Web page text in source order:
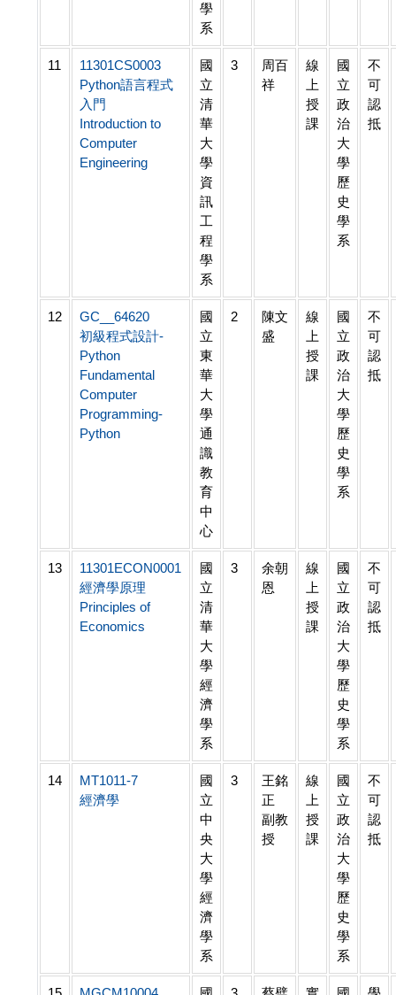
學
系
11
11301CS0003
Python語言程式
入門
Introduction to
Computer
Engineering
國
立
清
華
大
學
資
訊
工
程
學
系
3
周百
祥
線
上
授
課
國
立
政
治
大
學
歷
史
學
系
不
可
認
抵
12
GC__64620
初級程式設計-
Python
Fundamental
Computer
Programming-
Python
國
立
東
華
大
學
通
識
教
育
中
心
2
陳文
盛
線
上
授
課
國
立
政
治
大
學
歷
史
學
系
不
可
認
抵
13
11301ECON0001
經濟學原理
Principles of
Economics
國
立
清
華
大
學
經
濟
學
系
3
余朝
恩
線
上
授
課
國
立
政
治
大
學
歷
史
學
系
不
可
認
抵
14
MT1011-7
經濟學
國
立
中
央
大
學
經
濟
學
系
3
王銘
正
副教
授
線
上
授
課
國
立
政
治
大
學
歷
史
學
系
不
可
認
抵